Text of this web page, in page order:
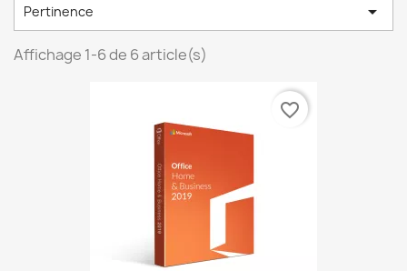
Pertinence 
Affichage 1-6 de 6 article(s)
favorite_border